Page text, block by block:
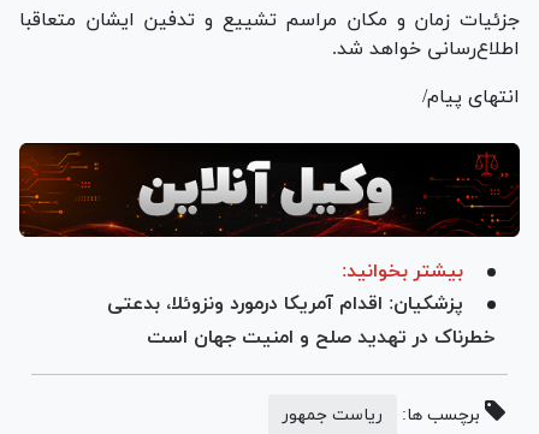
جزئیات زمان و مکان مراسم تشییع و تدفین ایشان متعاقبا
اطلاع‌رسانی خواهد شد.
انتهای پیام/
بیشتر بخوانید:
پزشکیان: اقدام آمریکا درمورد ونزوئلا، بدعتی
خطرناک در تهدید صلح و امنیت جهان است
برچسب ها: ریاست جمهور